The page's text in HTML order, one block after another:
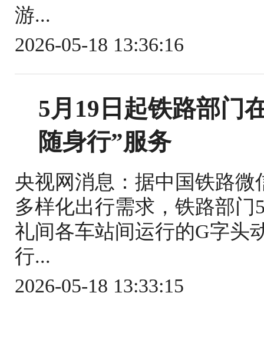
游...
2026-05-18 13:36:16
5月19日起铁路部门
随身行”服务
央视网消息：据中国铁路
多样化出行需求，铁路部门
礼间各车站间运行的G字头
行...
2026-05-18 13:33:15